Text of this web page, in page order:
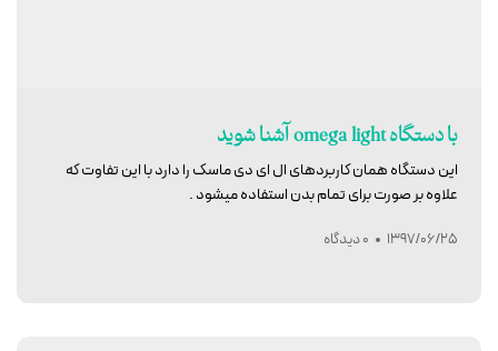
با دستگاه omega light آشنا شوید
این دستگاه همان کاربردهای ال ای دی ماسک را دارد با این تفاوت که
علاوه بر صورت برای تمام بدن استفاده میشود .
1397/06/25 0 دیدگاه